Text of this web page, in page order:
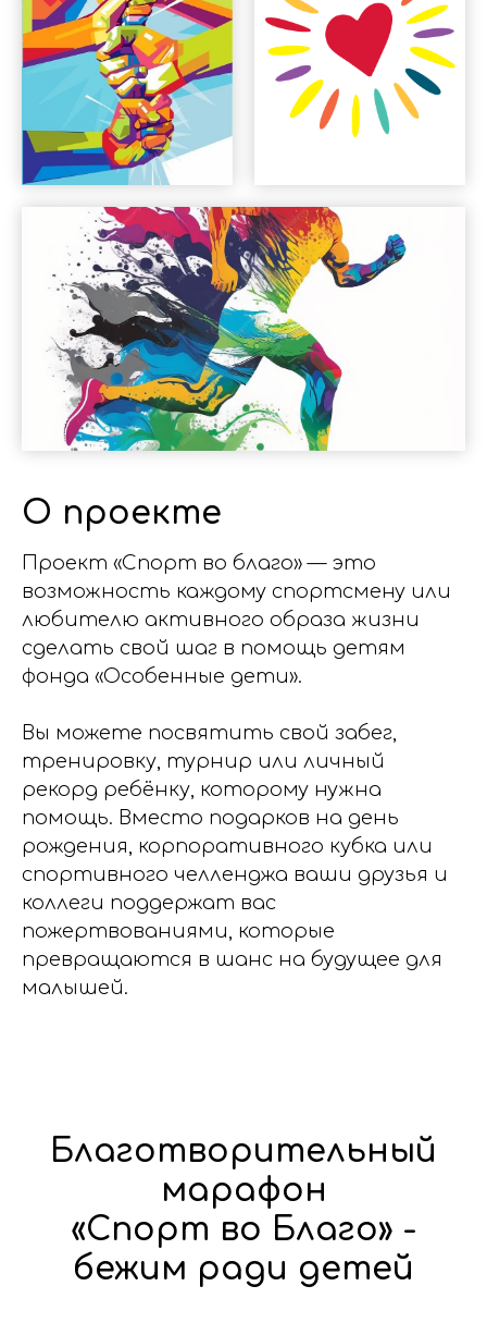
О проекте
Проект «Спорт во благо» — это
возможность каждому спортсмену или
любителю активного образа жизни
сделать свой шаг в помощь детям
фонда «Особенные дети».
Вы можете посвятить свой забег,
тренировку, турнир или личный
рекорд ребёнку, которому нужна
помощь. Вместо подарков на день
рождения, корпоративного кубка или
спортивного челленджа ваши друзья и
коллеги поддержат вас
пожертвованиями, которые
превращаются в шанс на будущее для
малышей.
Благотворительный
марафон
«Спорт во Благо» -
бежим ради детей